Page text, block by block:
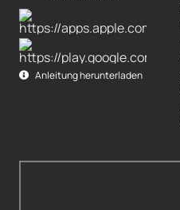
Anleitung herunterladen